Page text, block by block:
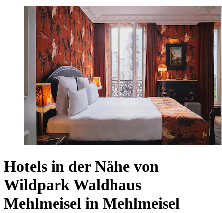
Hotels in der Nähe von
Wildpark Waldhaus
Mehlmeisel in Mehlmeisel